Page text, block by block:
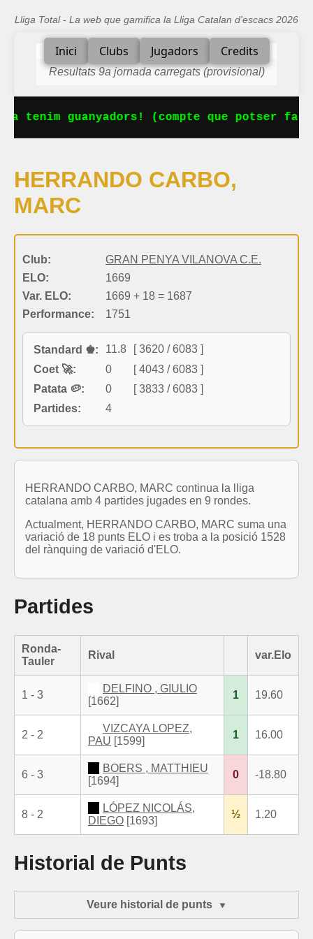
Lliga Total - La web que gamifica la Lliga Catalan d'escacs 2026
Inici Clubs Jugadors Credits
Resultats 9a jornada carregats (provisional)
tenim guanyadors! (compte que potser
HERRANDO CARBO,
MARC
Club:
GRAN PENYA VILANOVA C.E.
ELO:
1669
Var. ELO:
1669 + 18 = 1687
Performance:
1751
Standard ♚: 11.8
[ 3620 / 6083 ]
Coet 🚀:
0
[ 4043 / 6083 ]
Patata 🥔:
0
[ 3833 / 6083 ]
Partides:
4
HERRANDO CARBO, MARC continua la lliga
catalana amb 4 partides jugades en 9 rondes.
Actualment, HERRANDO CARBO, MARC suma una
variació de 18 punts ELO i es troba a la posició 1528
del rànquing de variació d'ELO.
Partides
Ronda-
Tauler
Rival var.Elo
1 - 3
DELFINO , GIULIO
[1662]
1 19.60
2 - 2
VIZCAYA LOPEZ,
PAU [1599]
1 16.00
6 - 3
BOERS , MATTHIEU
[1694]
0 -18.80
8 - 2
LÓPEZ NICOLÁS,
DIEGO [1693]
½ 1.20
Historial de Punts
Veure historial de punts